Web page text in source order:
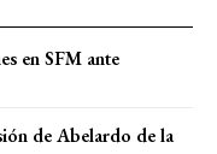
en SFM ante
de Abelardo de la